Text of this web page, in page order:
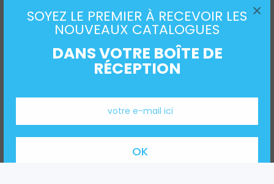
SOYEZ LE PREMIER À RECEVOIR LES
NOUVEAUX CATALOGUES
DANS VOTRE BOÎTE DE
RÉCEPTION
×